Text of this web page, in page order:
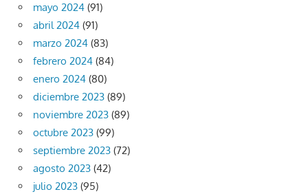
mayo 2024 (91)
abril 2024 (91)
marzo 2024 (83)
febrero 2024 (84)
enero 2024 (80)
diciembre 2023 (89)
noviembre 2023 (89)
octubre 2023 (99)
septiembre 2023 (72)
agosto 2023 (42)
julio 2023 (95)